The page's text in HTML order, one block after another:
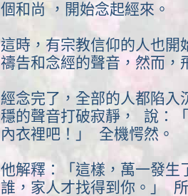
個和尚 ，開始念起經來。
這時，有宗教信仰的人也開
禱告和念經的聲音，然而，
經念完了，全部的人都陷入
穩的聲音打破寂靜， 說：
內衣裡吧！」 全機愕然。
他解釋：「這樣，萬一發生
誰，家人才找得到你。」